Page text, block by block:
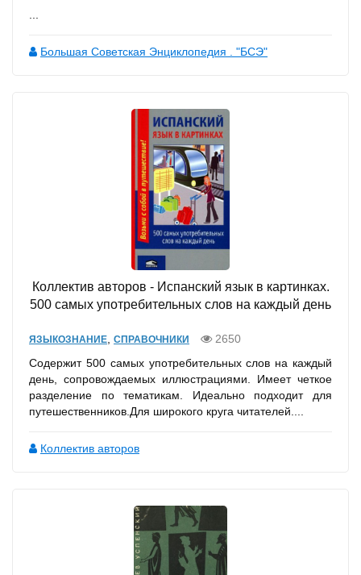
...
Большая Советская Энциклопедия . "БСЭ"
Коллектив авторов - Испанский язык в картинках.
500 самых употребительных слов на каждый день
ЯЗЫКОЗНАНИЕ, СПРАВОЧНИКИ
2650
Содержит 500 самых употребительных слов на каждый
день, сопровождаемых иллюстрациями. Имеет четкое
разделение по тематикам. Идеально подходит для
путешественников.Для широкого круга читателей....
Коллектив авторов